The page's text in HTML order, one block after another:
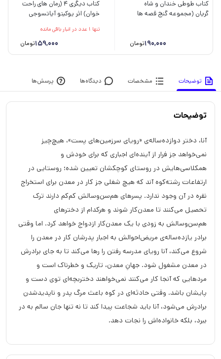
کتاب طوطی خندان و شاه
گریان (مجموعه گنج قصه ها
190,000تومان
کتاب دیگری 4 (رمان های راحت
خوان) اثر یوکیتو آیاتسوجی
مرادی نشر پیدایش
تنها 1 عدد در انبار باقی مانده
159,000تومان
توضیحات مشخصات دیدگاه‌ها پرسش‌ها
توضیحات
آنا، دختر دوازده‌ساله‌ی «رویای سرزمین‌های پست»، هیچ‌چیز
نمی‌خواهد جز فرار از آینده‌ای اجباری که برای خودش و
همکلاسی‌هایش در روستای کوچکشان تعیین شده؛ روستایی در
ارتفاعات رشته‌کوه آند که هیچ شغلی جز کار در معدن برای استخراج
نقره در آن وجود ندارد. پسرهای هم‌سن‌وسالش کم‌کم دارند ترک
تحصیل می‌کنند تا معدن‌کار شوند و هرکدام از دخترهای
هم‌سن‌وسالش به زودی با یک معدن‌کار ازدواج خواهد کرد. اما وقتی
برادر یازده‌ساله‌ی مریض‌احوالش به اجبار پدرشان کار در معدن را
شروع می‌کند، آنا رویای مدرسه رفتن را رها می‌کند تا به جای برادرش
در معدن مشغول شود. جهانِ معدن، تاریک و خطرناک است و
مردهایی که آنجا کار می‌کنند نمی‌خواهند دختربچه‌ای توی دست و
پایشان باشد. وقتی حادثه‌ای در کوه باعث مرگ پدر و ناپدیدشدن
برادرش می‌شود، آنا باید شجاعت پیدا کند تا نه تنها جان سالم به در
ببرد، بلکه خانواده‌اش را نجات دهد.